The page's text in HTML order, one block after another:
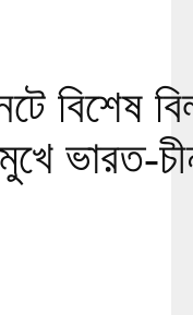
বিশেষ
ভারত-